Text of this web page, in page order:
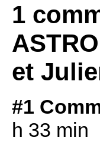
1
et
#1
h 33 min